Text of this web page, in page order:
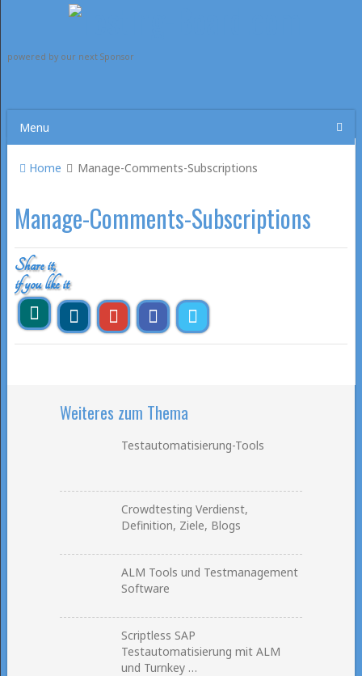
powered by our next Sponsor
Menu
Home Manage-Comments-Subscriptions
Manage-Comments-Subscriptions
Share it,
if you like it
Weiteres zum Thema
Testautomatisierung-Tools
Crowdtesting Verdienst,
Definition, Ziele, Blogs
ALM Tools und Testmanagement
Software
Scriptless SAP
Testautomatisierung mit ALM
und Turnkey …